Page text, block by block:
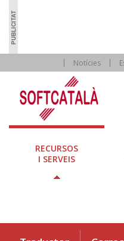
Notícies
RECURSOS
I SERVEIS